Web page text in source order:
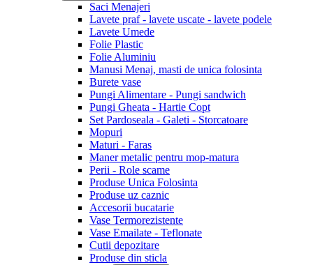
Saci Menajeri
Lavete praf - lavete uscate - lavete podele
Lavete Umede
Folie Plastic
Folie Aluminiu
Manusi Menaj, masti de unica folosinta
Burete vase
Pungi Alimentare - Pungi sandwich
Pungi Gheata - Hartie Copt
Set Pardoseala - Galeti - Storcatoare
Mopuri
Maturi - Faras
Maner metalic pentru mop-matura
Perii - Role scame
Produse Unica Folosinta
Produse uz caznic
Accesorii bucatarie
Vase Termorezistente
Vase Emailate - Teflonate
Cutii depozitare
Produse din sticla